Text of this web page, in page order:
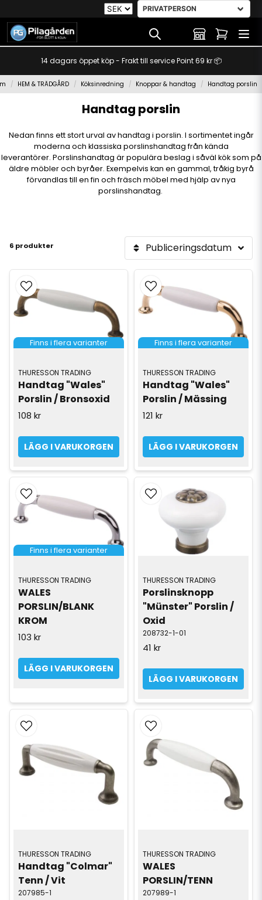
14 dagars öppet köp - Frakt till service Point 69 kr 📦
HEM & TRÄDGÅRD Köksinredning Knoppar & handtag Handtag porslin
Handtag porslin
Nedan finns ett stort urval av handtag i porslin. I sortimentet ingår
moderna och klassiska porslinshandtag från kända
leverantörer. Porslinshandtag är populära beslag i såväl kök som på
äldre möbler och byråer. Exempelvis kan en gammal, tråkig byrå
förvandlas till en fin och fräsch möbel med hjälp av nya
porslinshandtag.
6 produkter Publiceringsdatum
Finns i flera varianter
THURESSON TRADING
Handtag "Wales"
Porslin / Bronsoxid
108 kr
LÄGG I VARUKORGEN
Finns i flera varianter
THURESSON TRADING
Handtag "Wales"
Porslin / Mässing
121 kr
LÄGG I VARUKORGEN
Finns i flera varianter
THURESSON TRADING
WALES
PORSLIN/BLANK
KROM
103 kr
LÄGG I VARUKORGEN
THURESSON TRADING
Porslinsknopp
"Münster" Porslin /
Oxid
208732-1-01
41 kr
LÄGG I VARUKORGEN
THURESSON TRADING
Handtag "Colmar"
Tenn / Vit
207985-1
THURESSON TRADING
WALES
PORSLIN/TENN
207989-1